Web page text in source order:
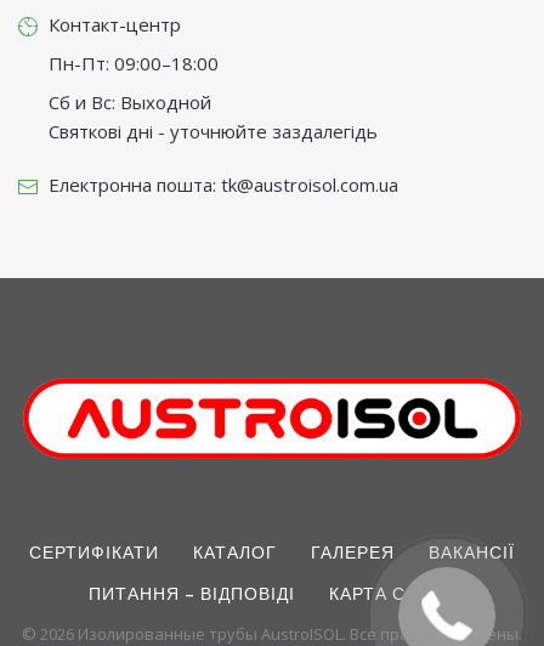
Контакт-центр
Пн-Пт: 09:00–18:00
Сб и Вс: Выходной
Святкові дні - уточнюйте заздалегідь
Електронна пошта: tk@austroisol.com.ua
СЕРТИФІКАТИ КАТАЛОГ ГАЛЕРЕЯ
ВАКАНСІЇ
ПИТАННЯ – ВІДПОВІДІ
КАРТА САЙТУ
© 2026 Изолированные трубы AustroISOL. Все права защищены.